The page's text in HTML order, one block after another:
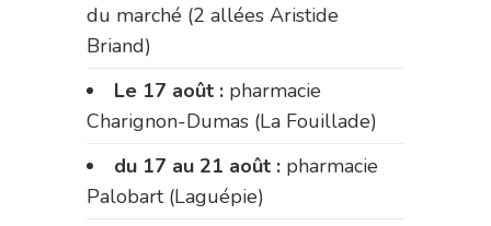
du marché (2 allées Aristide
Briand)
Le 17 août : pharmacie
Charignon-Dumas (La Fouillade)
du 17 au 21 août : pharmacie
Palobart (Laguépie)